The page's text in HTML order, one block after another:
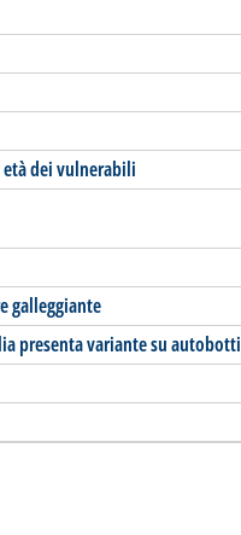
dei vulnerabili
galleggiante
presenta variante su autobotti